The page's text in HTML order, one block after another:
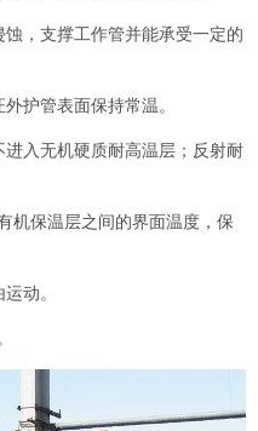
，支撑工作管并能承受一定的
护管表面保持常温。
入无机硬质耐高温层；反射耐
机保温层之间的界面温度，保
动。